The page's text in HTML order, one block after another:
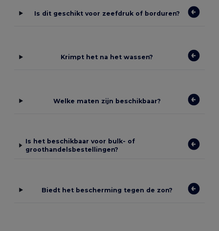
Is dit geschikt voor zeefdruk of borduren?
Krimpt het na het wassen?
Welke maten zijn beschikbaar?
Is het beschikbaar voor bulk- of
groothandelsbestellingen?
Biedt het bescherming tegen de zon?